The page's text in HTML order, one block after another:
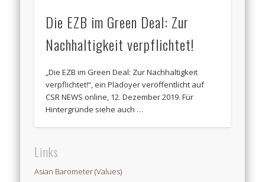
Die EZB im Green Deal: Zur
Nachhaltigkeit verpflichtet!
„Die EZB im Green Deal: Zur Nachhaltigkeit
verpflichtet!“, ein Plädoyer veröffentlicht auf
CSR NEWS online, 12. Dezember 2019. Für
Hintergründe siehe auch …
Links
Asian Barometer (Values)